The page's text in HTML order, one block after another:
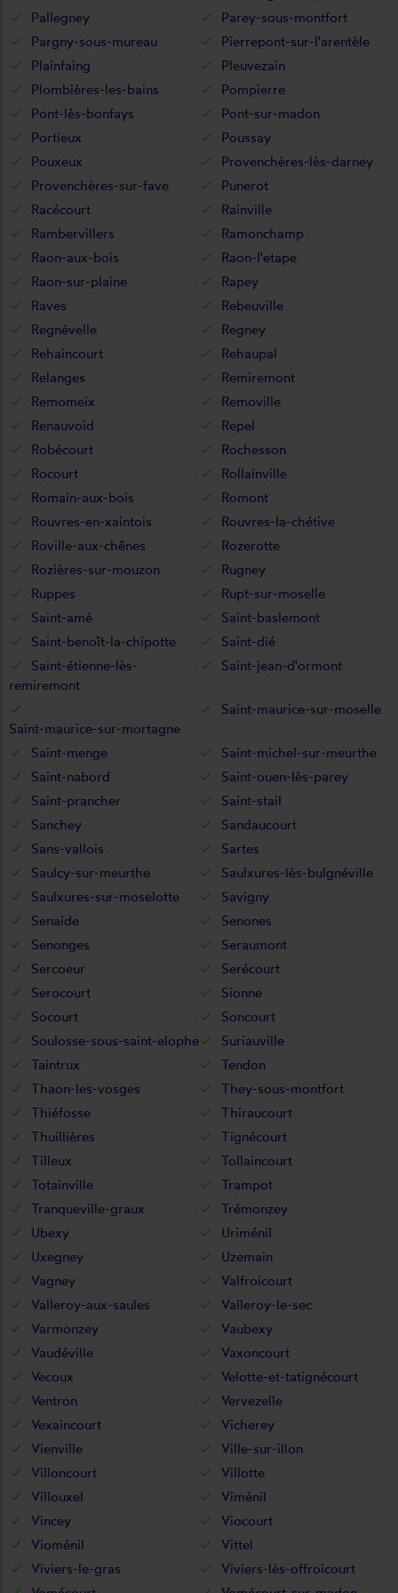
Pallegney
Parey-sous-montfort
Pargny-sous-mureau
Pierrepont-sur-l'arentèle
Plainfaing
Pleuvezain
Plombières-les-bains
Pompierre
Pont-lès-bonfays
Pont-sur-madon
Portieux
Poussay
Pouxeux
Provenchères-lès-darney
Provenchères-sur-fave
Punerot
Racécourt
Rainville
Rambervillers
Ramonchamp
Raon-aux-bois
Raon-l'etape
Raon-sur-plaine
Rapey
Raves
Rebeuville
Regnévelle
Regney
Rehaincourt
Rehaupal
Relanges
Remiremont
Remomeix
Removille
Renauvoid
Repel
Robécourt
Rochesson
Rocourt
Rollainville
Romain-aux-bois
Romont
Rouvres-en-xaintois
Rouvres-la-chétive
Roville-aux-chênes
Rozerotte
Rozières-sur-mouzon
Rugney
Ruppes
Rupt-sur-moselle
Saint-amé
Saint-baslemont
Saint-benoît-la-chipotte
Saint-dié
Saint-étienne-lès-
remiremont
Saint-jean-d'ormont
Saint-maurice-sur-mortagne
Saint-maurice-sur-moselle
Saint-menge
Saint-michel-sur-meurthe
Saint-nabord
Saint-ouen-lès-parey
Saint-prancher
Saint-stail
Sanchey
Sandaucourt
Sans-vallois
Sartes
Saulcy-sur-meurthe
Saulxures-lès-bulgnéville
Saulxures-sur-moselotte
Savigny
Senaide
Senones
Senonges
Seraumont
Sercoeur
Serécourt
Serocourt
Sionne
Socourt
Soncourt
Soulosse-sous-saint-elophe
Suriauville
Taintrux
Tendon
Thaon-les-vosges
They-sous-montfort
Thiéfosse
Thiraucourt
Thuillières
Tignécourt
Tilleux
Tollaincourt
Totainville
Trampot
Tranqueville-graux
Trémonzey
Ubexy
Uriménil
Uxegney
Uzemain
Vagney
Valfroicourt
Valleroy-aux-saules
Valleroy-le-sec
Varmonzey
Vaubexy
Vaudéville
Vaxoncourt
Vecoux
Velotte-et-tatignécourt
Ventron
Vervezelle
Vexaincourt
Vicherey
Vienville
Ville-sur-illon
Villoncourt
Villotte
Villouxel
Viménil
Vincey
Viocourt
Vioménil
Vittel
Viviers-le-gras
Viviers-lès-offroicourt